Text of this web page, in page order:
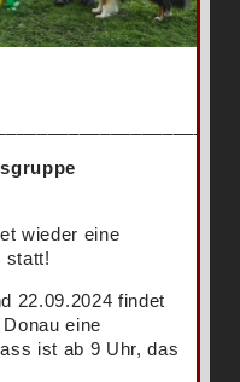
wieder eine
statt!
22.09.2024 findet
eine
ist ab 9 Uhr, das